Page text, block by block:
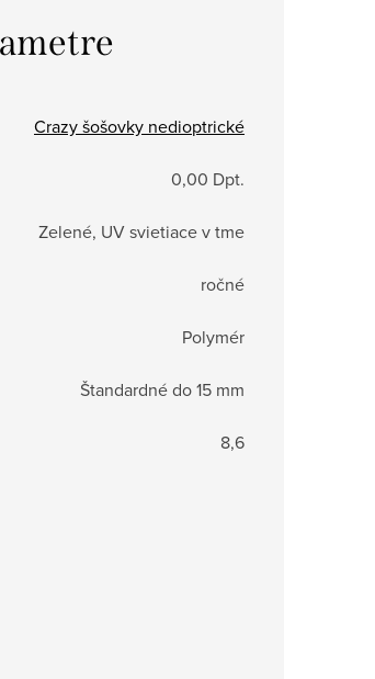
Crazy šošovky nedioptrické
0,00 Dpt.
Zelené, UV svietiace v tme
ročné
Polymér
Štandardné do 15 mm
8,6